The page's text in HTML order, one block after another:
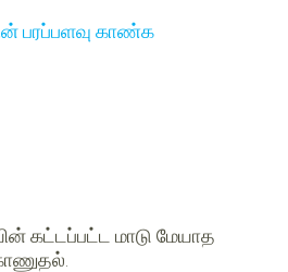
பரப்பளவு காண்க
கட்டப்பட்ட மாடு மேயாத